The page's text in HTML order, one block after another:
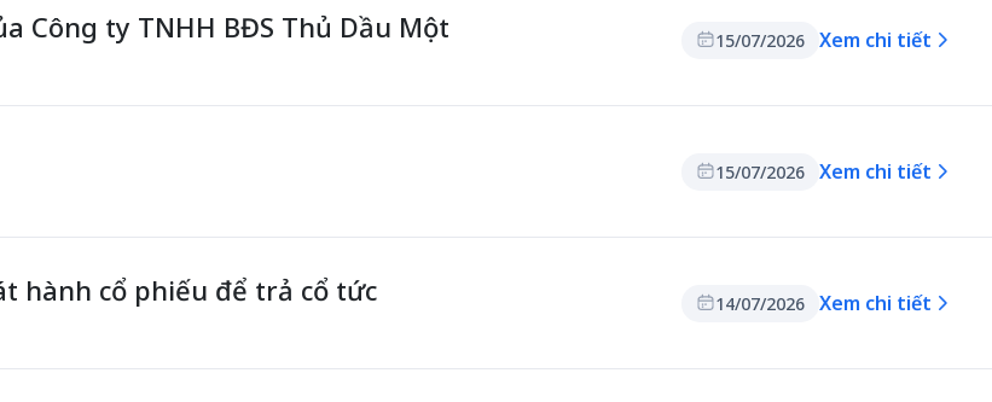
Công ty TNHH BĐS Thủ Dầu Một 15/07/2026 Xem chi tiết
15/07/2026 Xem chi tiết
hành cổ phiếu để trả cổ tức 14/07/2026 Xem chi tiết